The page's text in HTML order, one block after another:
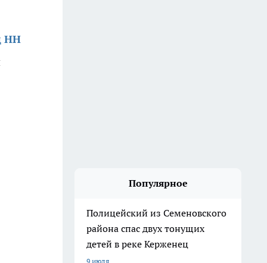
НН
Популярное
Полицейский из Семеновского
района спас двух тонущих
детей в реке Керженец
9 июля